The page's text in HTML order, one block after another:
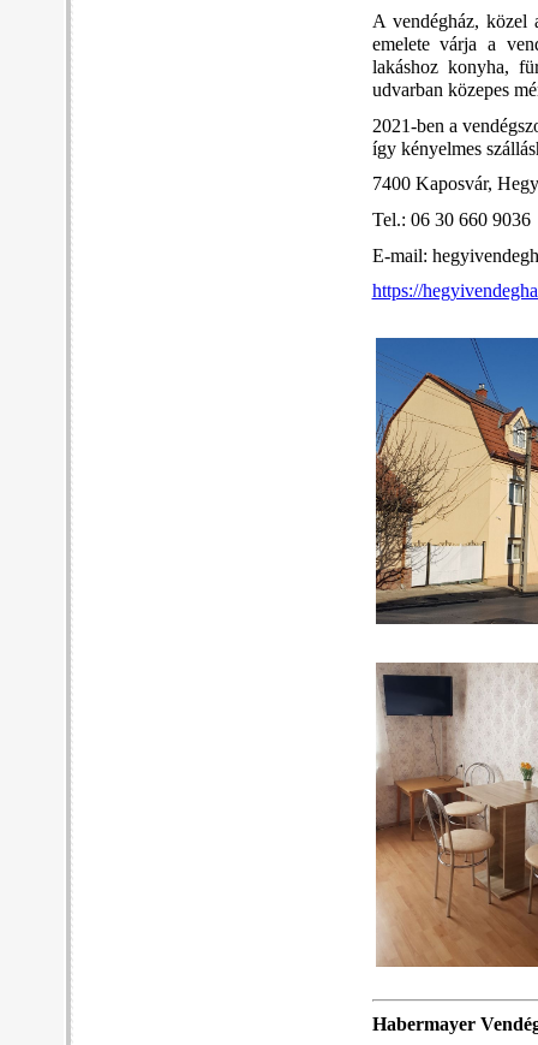
A vendégház, közel
emelete várja a
lakáshoz konyha,
udvarban közepes
2021-ben a
így kényelmes
7400 Kaposvár,
Tel.: 06 30 660 9036
E-mail:
https://
Habermayer